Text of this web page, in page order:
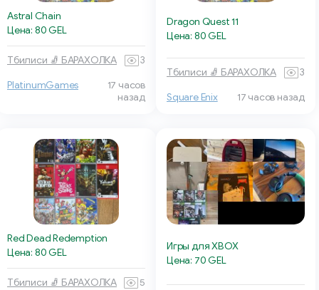
Astral Chain
Цена: 80 GEL
Тбилиси 🧦 БАРАХОЛКА 3
PlatinumGames
17 часов
назад
Dragon Quest 11
Цена: 80 GEL
Тбилиси 🧦 БАРАХОЛКА 3
Square Enix 17 часов назад
Red Dead Redemption
Цена: 80 GEL
Тбилиси 🧦 БАРАХОЛКА 5
Игры для XBOX
Цена: 70 GEL